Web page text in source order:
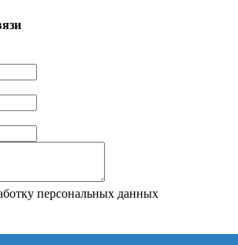
персональных данных